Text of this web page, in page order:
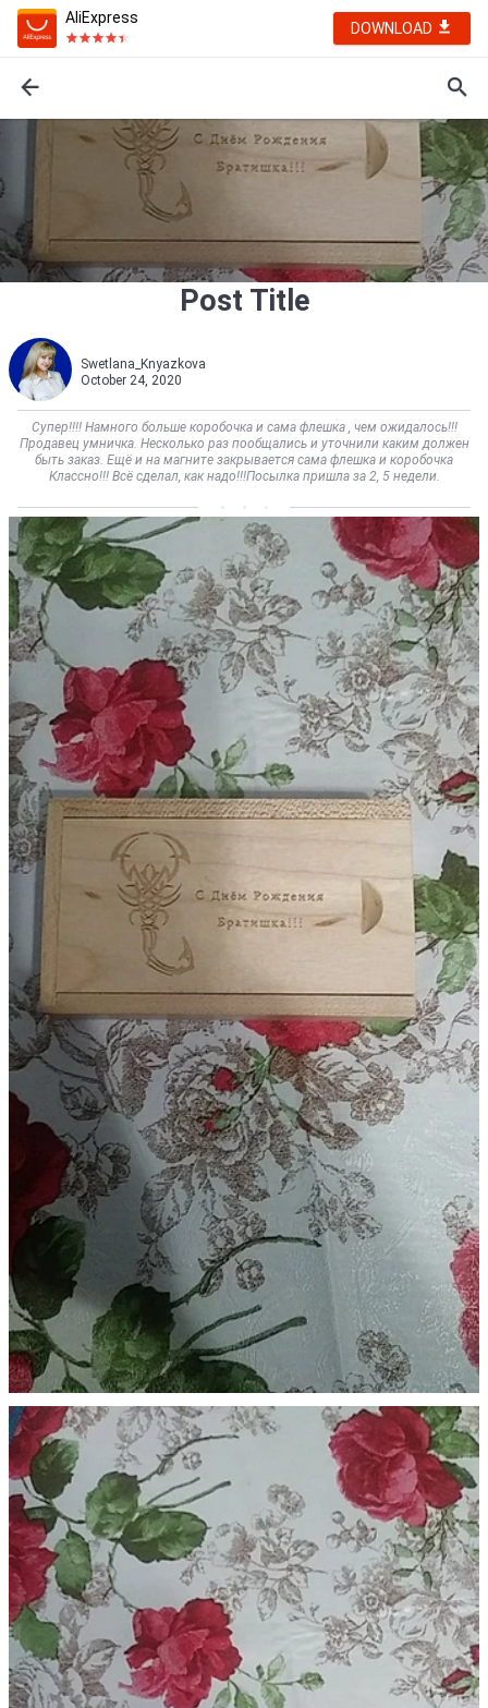
AliExpress
DOWNLOAD
Post Title
Swetlana_Knyazkova
October 24, 2020
Супер!!!! Намного больше коробочка и сама флешка , чем ожидалось!!!
Продавец умничка. Несколько раз пообщались и уточнили каким должен
быть заказ. Ещё и на магните закрывается сама флешка и коробочка
Классно!!! Всё сделал, как надо!!!Посылка пришла за 2, 5 недели.